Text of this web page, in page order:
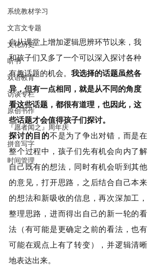
系统教材学习
文言文专题
文化历史
听书
双语教育
访谈专栏
原创书作
『愿者闻之』周年庆
拼音写字
时间管理
自从课堂上增加逻辑思辨环节以来，我
和孩子们又多了一个可以深入探讨各种
有趣话题的机会。 我选择的话题虽然各
异，但有一点相同，就是从不同的角度
看这些话题，都很有道理，也因此，这
些话题才会值得孩子们探讨。
探讨的目的不是为了争出对错，而是在
整个过程中，孩子们先有机会向内了解
自己既有的想法，同时有机会听到其他
的意见，打开思路，之后结合自己本来
的想法和新吸收的信息，再次深加工，
整理思路，进而得出自己的新一轮的看
法（有可能是更确定之前的看法，也有
可能在观点上有了转变），并逻辑清晰
地表达出来。